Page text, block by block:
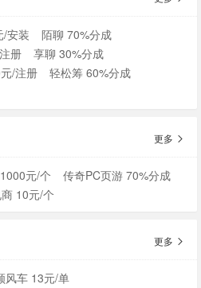
/安装
陌聊 70%分成
册
享聊 30%分成
/注册
轻松筹 60%分成
更多
元/个
传奇PC页游 70%分成
10元/个
更多
风车 13元/单